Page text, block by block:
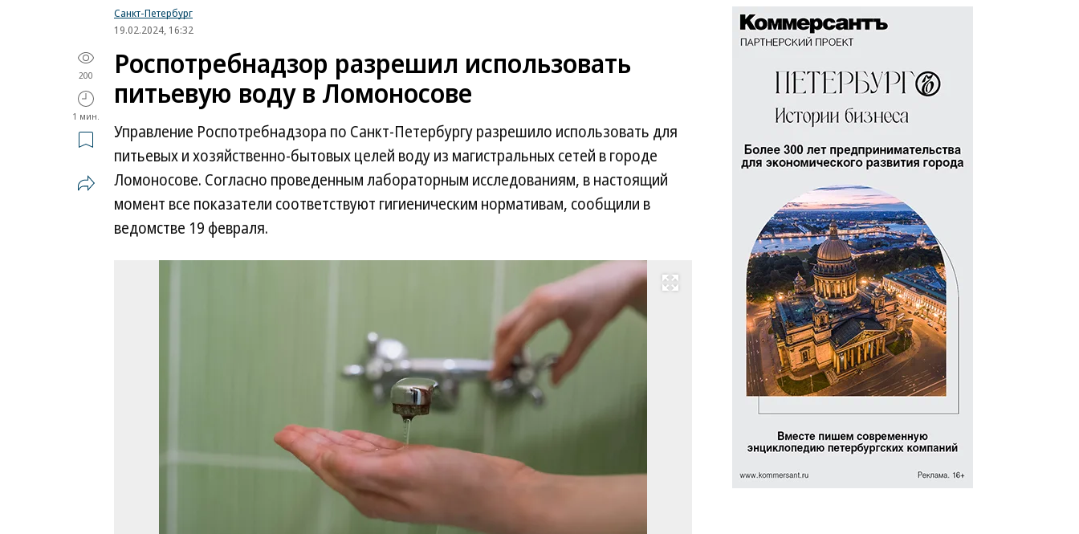
Санкт-Петербург
19.02.2024, 16:32
200
1 мин.
Роспотребнадзор разрешил использовать
питьевую воду в Ломоносове
Управление Роспотребнадзора по Санкт-Петербургу разрешило использовать для
питьевых и хозяйственно-бытовых целей воду из магистральных сетей в городе
Ломоносове. Согласно проведенным лабораторным исследованиям, в настоящий
момент все показатели соответствуют гигиеническим нормативам, сообщили в
ведомстве 19 февраля.
Развернуть на весь экран
Бакланова,
Коммерсантъ